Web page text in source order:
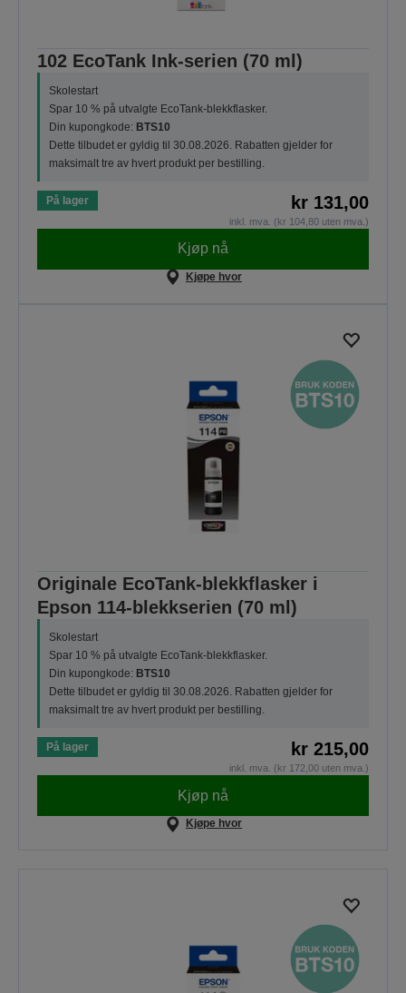
102 EcoTank Ink-serien (70 ml)
Skolestart
Spar 10 % på utvalgte EcoTank-blekkflasker.
Din kupongkode: BTS10
Dette tilbudet er gyldig til 30.08.2026. Rabatten gjelder for
maksimalt tre av hvert produkt per bestilling.
På lager kr 131,00
inkl. mva. (kr 104,80 uten mva.)
Kjøp nå
Kjøpe hvor
Originale EcoTank-blekkflasker i
Epson 114-blekkserien (70 ml)
Skolestart
Spar 10 % på utvalgte EcoTank-blekkflasker.
Din kupongkode: BTS10
Dette tilbudet er gyldig til 30.08.2026. Rabatten gjelder for
maksimalt tre av hvert produkt per bestilling.
På lager kr 215,00
inkl. mva. (kr 172,00 uten mva.)
Kjøp nå
Kjøpe hvor